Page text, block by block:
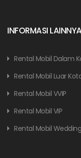
INFORMASI
Rental Mobil Dalam
Rental Mobil Luar
Rental Mobil VVIP
Rental Mobil VIP
Rental Mobil Wedding